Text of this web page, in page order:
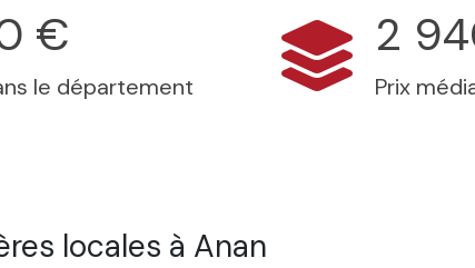
€
le département
2
Prix
locales à Anan